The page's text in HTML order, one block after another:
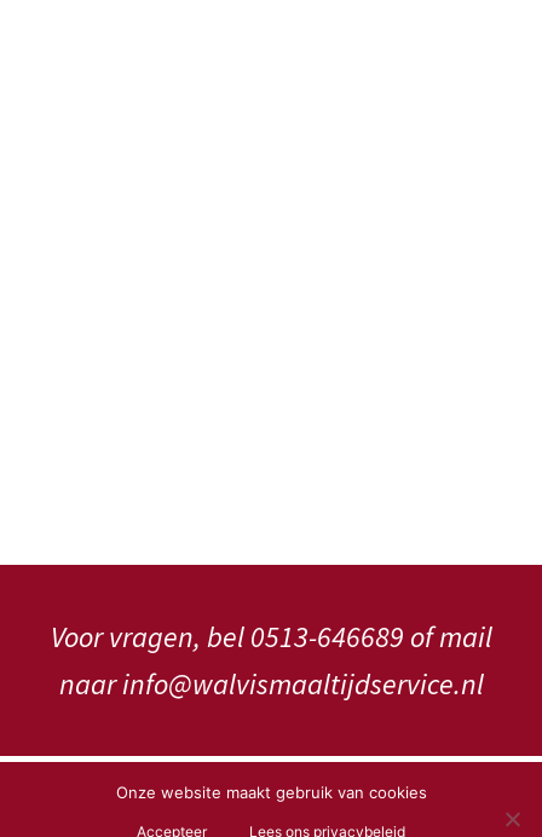
Voor vragen, bel 0513-646689 of mail
naar info@walvismaaltijdservice.nl
Copyright WalVis Maaltijdservice V.o.f.
Onze website maakt gebruik van cookies
Accepteer Lees ons privacybeleid